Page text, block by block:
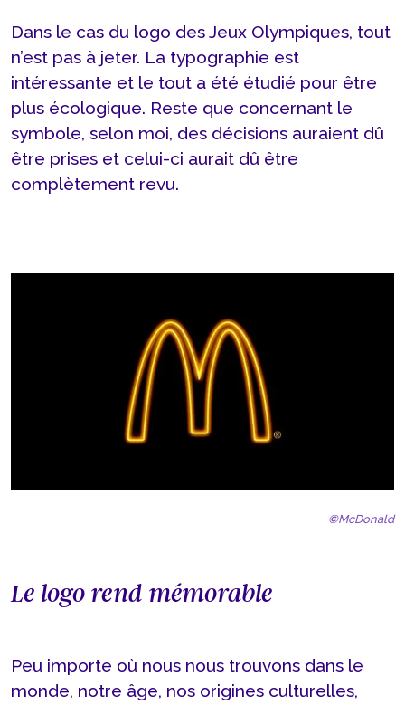
Dans le cas du logo des Jeux Olympiques, tout
n’est pas à jeter. La typographie est
intéressante et le tout a été étudié pour être
plus écologique. Reste que concernant le
symbole, selon moi, des décisions auraient dû
être prises et celui-ci aurait dû être
complètement revu.
©McDonald
Le logo rend mémorable
Peu importe où nous nous trouvons dans le
monde, notre âge, nos origines culturelles,